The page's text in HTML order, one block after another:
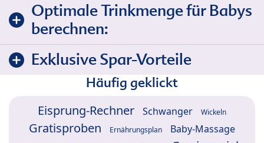
Optimale Trinkmenge für Babys
berechnen:
Exklusive Spar-Vorteile
Häufig geklickt
Eisprung-Rechner Schwanger Wickeln
Gratisproben Ernährungsplan Baby-Massage